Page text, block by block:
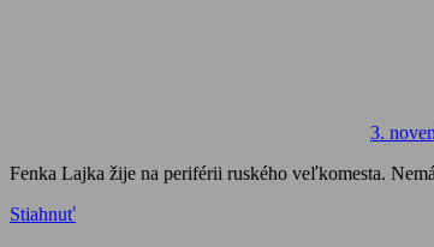
3.
Fenka Lajka žije na periférii ruského veľkomesta.
Stiahnuť